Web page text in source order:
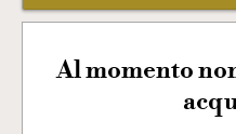
Al momento